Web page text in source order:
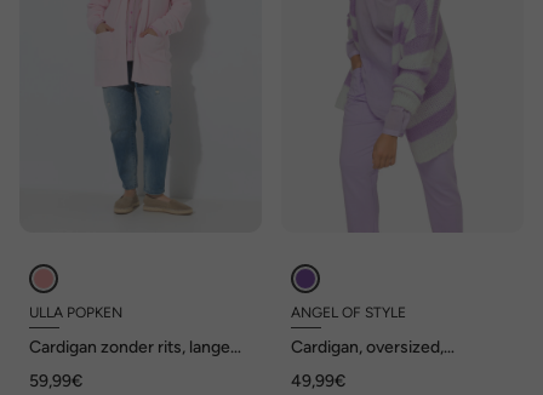
ULLA POPKEN
Cardigan zonder rits, lange
59,99€
ANGEL OF STYLE
Cardigan, oversized,
hals, lange mouwen
49,99€